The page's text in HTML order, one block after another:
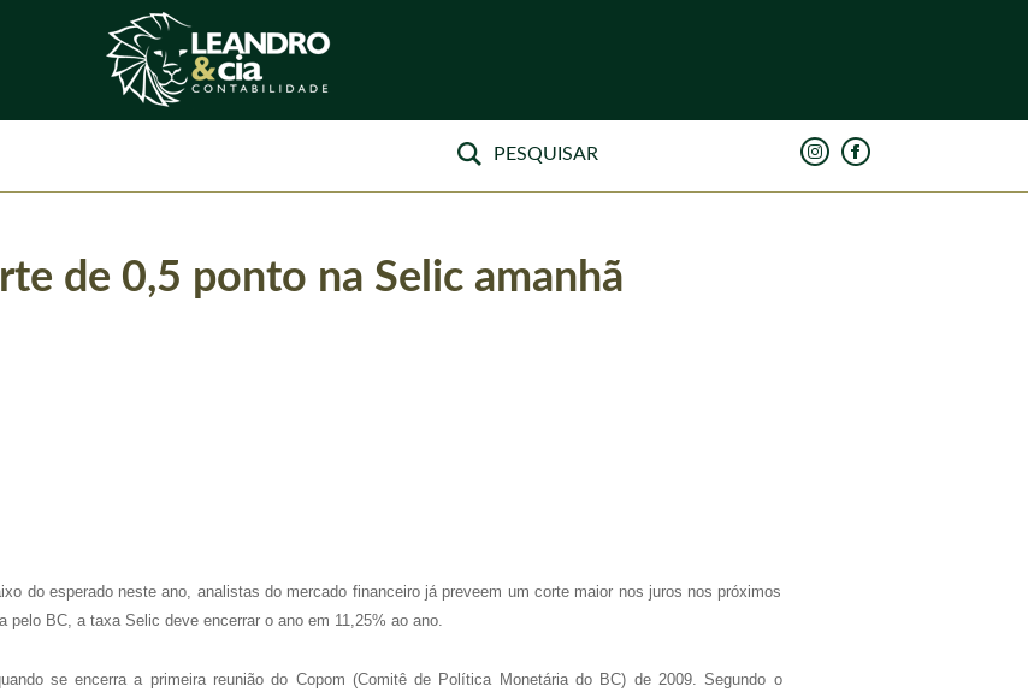
de 0,5 ponto na Selic amanhã
do esperado neste ano, analistas do mercado financeiro já preveem um corte maior nos juros nos próximos
BC, a taxa Selic deve encerrar o ano em 11,25% ao ano.
se encerra a primeira reunião do Copom (Comitê de Política Monetária do BC) de 2009. Segundo o